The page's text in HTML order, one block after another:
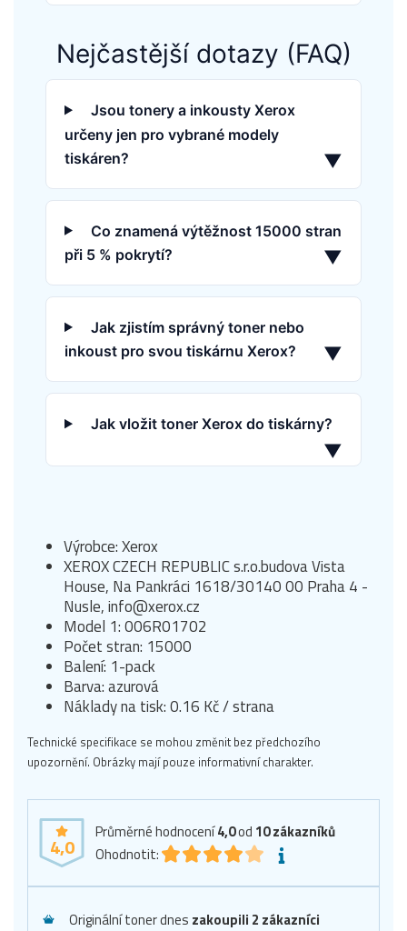
Nejčastější dotazy (FAQ)
Jsou tonery a inkousty Xerox
určeny jen pro vybrané modely
tiskáren?
▼
Co znamená výtěžnost 15000 stran
při 5 % pokrytí?
▼
Jak zjistím správný toner nebo
inkoust pro svou tiskárnu Xerox?
▼
Jak vložit toner Xerox do tiskárny?
▼
Výrobce: Xerox
XEROX CZECH REPUBLIC s.r.o.budova Vista
House, Na Pankráci 1618/30140 00 Praha 4 -
Nusle, info@xerox.cz
Model 1: 006R01702
Počet stran: 15000
Balení: 1-pack
Barva: azurová
Náklady na tisk: 0.16 Kč / strana
Technické specifikace se mohou změnit bez předchozího
upozornění. Obrázky mají pouze informativní charakter.
4,0
Průměrné hodnocení4,0od 10zákazníků
Ohodnotit:
Originální toner dnes zakoupili 2 zákazníci